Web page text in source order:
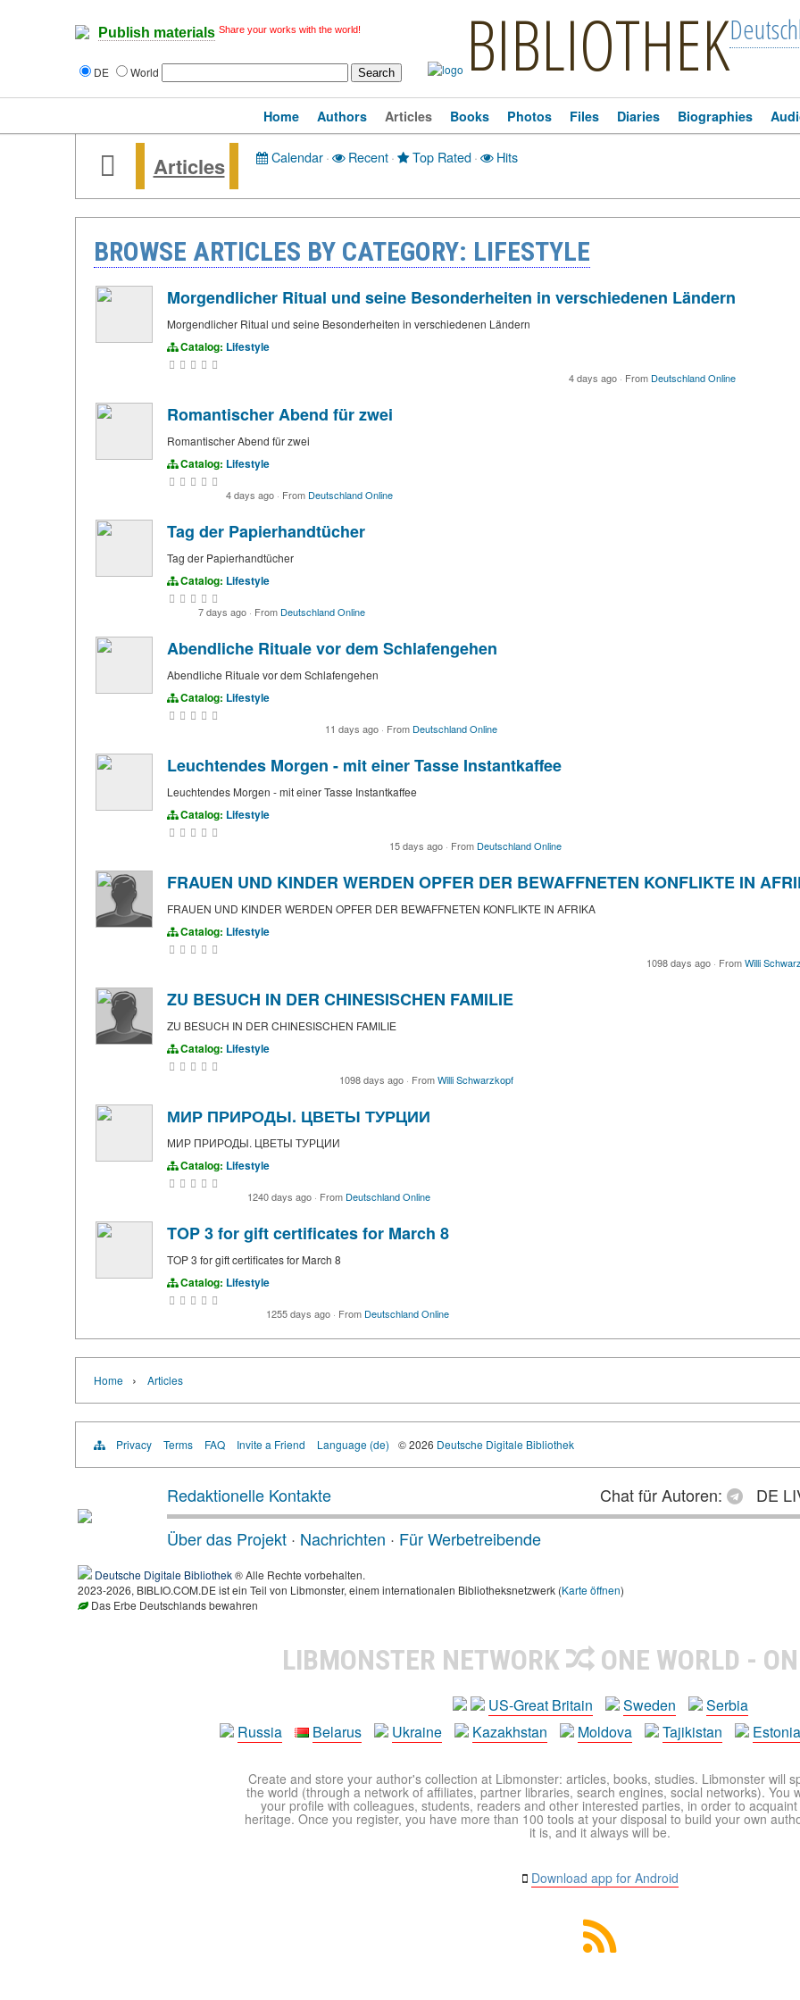
Publish materials Share your works with the world!
DE World BIBLIOTHEK
Home Authors Articles Books Photos Files Diaries Biographies
Articles Calendar · Recent · Top Rated · Hits
BROWSE ARTICLES BY CATEGORY: LIFESTYLE
Morgendlicher Ritual und seine Besonderheiten in verschiedenen Ländern
Morgendlicher Ritual und seine Besonderheiten in verschiedenen Ländern
Catalog: Lifestyle
4 days ago · From Deutschland Online
Romantischer Abend für zwei
Romantischer Abend für zwei
Catalog: Lifestyle
4 days ago · From Deutschland Online
Tag der Papierhandtücher
Tag der Papierhandtücher
Catalog: Lifestyle
7 days ago · From Deutschland Online
Abendliche Rituale vor dem Schlafengehen
Abendliche Rituale vor dem Schlafengehen
Catalog: Lifestyle
11 days ago · From Deutschland Online
Leuchtendes Morgen - mit einer Tasse Instantkaffee
Leuchtendes Morgen - mit einer Tasse Instantkaffee
Catalog: Lifestyle
15 days ago · From Deutschland Online
FRAUEN UND KINDER WERDEN OPFER DER BEWAFFNETEN KONFLIKTE IN
FRAUEN UND KINDER WERDEN OPFER DER BEWAFFNETEN KONFLIKTE IN AFRIKA
Catalog: Lifestyle
1098 days ago · FromWilli
ZU BESUCH IN DER CHINESISCHEN FAMILIE
ZU BESUCH IN DER CHINESISCHEN FAMILIE
Catalog: Lifestyle
1098 days ago · FromWilli Schwarzkopf
МИР ПРИРОДЫ. ЦВЕТЫ ТУРЦИИ
МИР ПРИРОДЫ. ЦВЕТЫ ТУРЦИИ
Catalog: Lifestyle
1240 days ago · From Deutschland Online
TOP 3 for gift certificates for March 8
TOP 3 for gift certificates for March 8
Catalog: Lifestyle
1255 days ago · From Deutschland Online
Home › Articles
Privacy Terms FAQ Invite a Friend Language (de) © 2026 Deutsche Digitale Bibliothek
Redaktionelle Kontakte Chat für Autoren: DE
Über das Projekt · Nachrichten · Für Werbetreibende
Deutsche Digitale Bibliothek® Alle Rechte vorbehalten.
2023-2026, BIBLIO.COM.DE ist ein Teil von Libmonster, einem internationalen Bibliotheksnetzwerk (Karte öffnen)
Das Erbe Deutschlands bewahren
LIBMONSTER NETWORK ONE WORLD -
US-Great Britain Sweden
Serbia
Russia
Belarus Ukraine Kazakhstan Moldova Tajikistan Estonia
Create and store your author's collection at Libmonster: articles, books, studies. Libmonster will
the world (through a network of affiliates, partner libraries, search engines, social networks). You
your profile with colleagues, students, readers and other interested parties, in order to
heritage. Once you register, you have more than 100 tools at your disposal to build your own
it is, and it always will be.
Download app for Android